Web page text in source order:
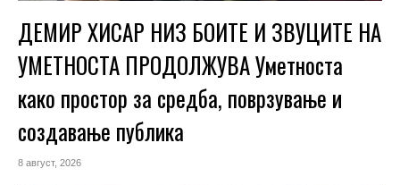
ДЕМИР ХИСАР НИЗ БОИТЕ И ЗВУЦИТЕ НА
УМЕТНОСТА ПРОДОЛЖУВА Уметноста
како простор за средба, поврзување и
создавање публика
8 август, 2026